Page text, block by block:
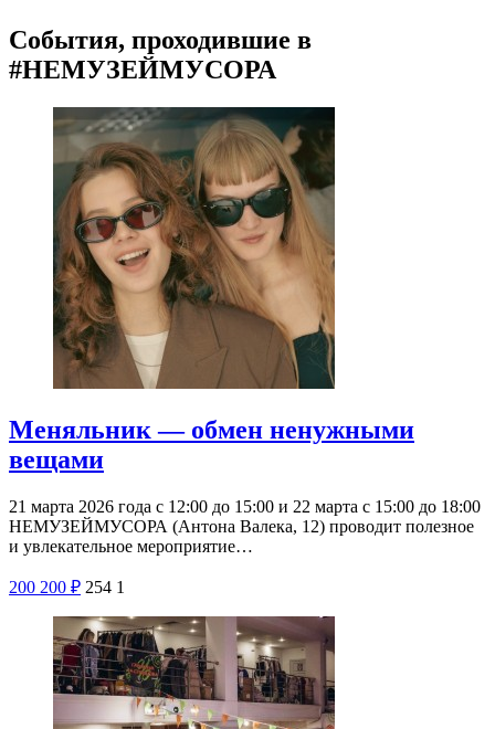
События, проходившие в
#НЕМУЗЕЙМУСОРА
Меняльник — обмен ненужными
вещами
21 марта 2026 года с 12:00 до 15:00 и 22 марта с 15:00 до 18:00
НЕМУЗЕЙМУСОРА (Антона Валека, 12) проводит полезное
и увлекательное мероприятие…
200 200 ₽ 254 1